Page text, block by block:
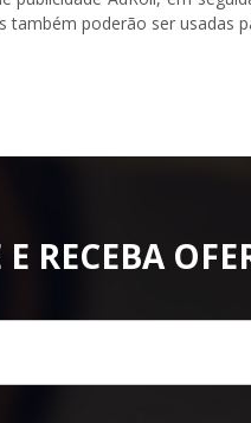
também poderão ser usadas
E RECEBA